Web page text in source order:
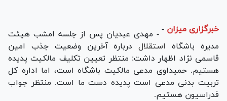
خبرگزاری میزان - - مهدی عبدیان پس از جلسه امشب هیئت
مدیره باشگاه
استقلالدرباره آخرین وضعیت جذب امین
قاسمی نژاد اظهار داشت: منتظر تعیین تکلیف مالکیت پدیده
هستیم. حمیداوی مدعی مالکیت باشگاه است، اما اداره کل
تربیت بدنی مدعی است پدیده دست ما است. منتظر جواب
فدراسیون هستیم.